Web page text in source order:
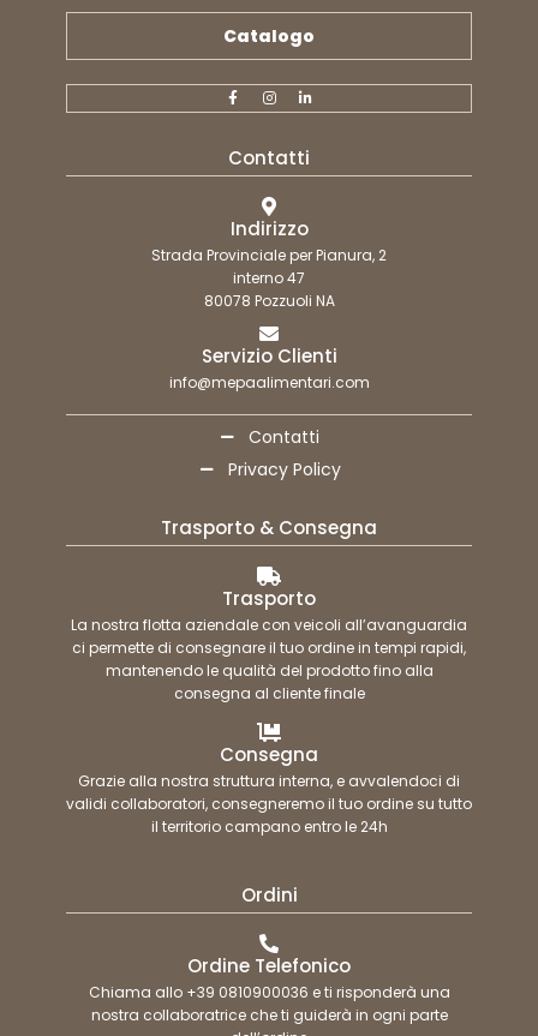
Catalogo
Contatti
Indirizzo
Strada Provinciale per Pianura, 2
interno 47
80078 Pozzuoli NA
Servizio Clienti
info@mepaalimentari.com
Contatti
Privacy Policy
Trasporto & Consegna
Trasporto
La nostra flotta aziendale con veicoli all’avanguardia
ci permette di consegnare il tuo ordine in tempi rapidi,
mantenendo le qualità del prodotto fino alla
consegna al cliente finale
Consegna
Grazie alla nostra struttura interna, e avvalendoci di
validi collaboratori, consegneremo il tuo ordine su tutto
il territorio campano entro le 24h
Ordini
Ordine Telefonico
Chiama allo +39 0810900036 e ti risponderà una
nostra collaboratrice che ti guiderà in ogni parte